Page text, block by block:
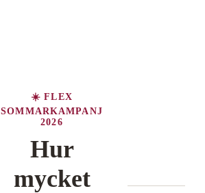
☀️ FLEX
SOMMARKAMPANJ
2026
Hur
mycket